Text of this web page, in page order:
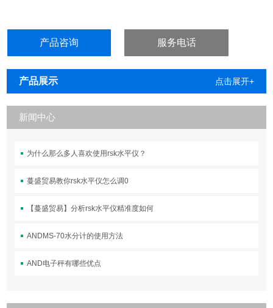
产品咨询 服务电话
产品展示 点击展开+
新闻中心
为什么那么多人喜欢使用rsk水平仪？
蔓盛贸易教你rsk水平仪怎么调0
【蔓盛贸易】分析rsk水平仪精准度如何
ANDMS-70水分计的使用方法
AND电子秤有哪些优点